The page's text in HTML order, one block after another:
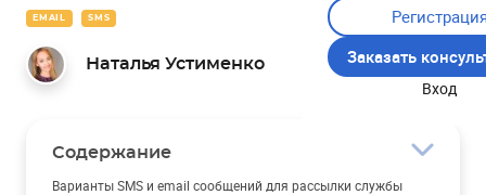
Заказать
Вход
EMAIL SMS
Наталья Устименко
Содержание
Варианты SMS и email сообщений для рассылки службы